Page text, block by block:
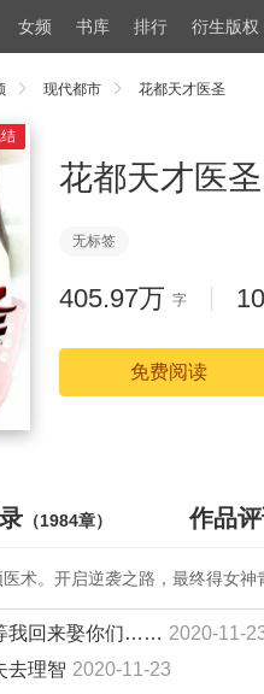
女频 书库 排行 衍生版权
现代都市 花都天才医圣
花都天才医圣
无标签
405.97万 字
免费阅读
（1984章） 作品
术。开启逆袭之路，最终得女神
我回来娶你们…… 2020-11-
去理智 2020-11-23